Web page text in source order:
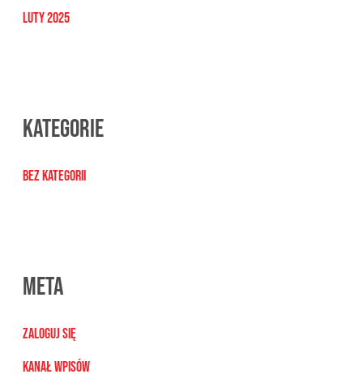
luty 2025
Kategorie
Bez kategorii
Meta
Zaloguj się
Kanał wpisów